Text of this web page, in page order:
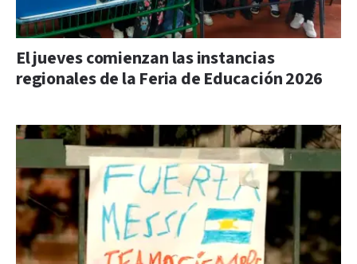
El jueves comienzan las instancias
regionales de la Feria de Educación 2026